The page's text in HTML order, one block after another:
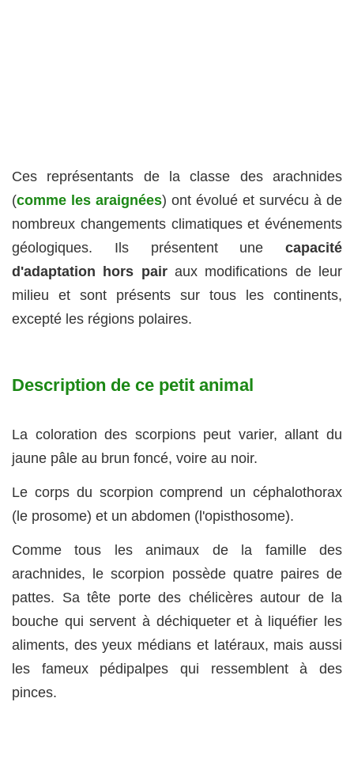
Ces représentants de la classe des arachnides
(comme les araignées) ont évolué et survécu à de
nombreux changements climatiques et événements
géologiques. Ils présentent une capacité
d'adaptation hors pairaux modifications de leur
milieu et sont présents sur tous les continents,
excepté les régions polaires.
Description de ce petit animal
La coloration des scorpions peut varier, allant du
jaune pâle au brun foncé, voire au noir.
Le corps du scorpion comprend un céphalothorax
(le prosome) et un abdomen (l'opisthosome).
Comme tous les animaux de la famille des
arachnides, le scorpion possède quatre paires de
pattes. Sa tête porte des chélicères autour de la
bouche qui servent à déchiqueter et à liquéfier les
aliments, des yeux médians et latéraux, mais aussi
les fameux pédipalpes qui ressemblent à des
pinces.